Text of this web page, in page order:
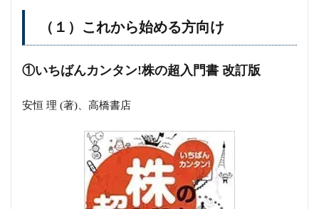
（１）これから始める方向け
①いちばんカンタン!株の超入門書 改訂版
安恒 理 (著)、高橋書店